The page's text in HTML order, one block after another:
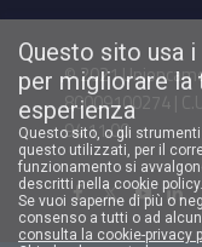
© 2021
80009100274 |
94.11.00
Facebook Unioncamere VenetoTwitter Unioncamere VenetoYoutube Unioncamere Veneto
Linkedin
Questo sito usa
per migliorare la
esperienza
Questo sito, o gli
questo utilizzati, per il
funzionamento si
descritti nella cookie policy.
Se vuoi saperne di più o
consenso a tutti o ad
consulta la cookie-privacy